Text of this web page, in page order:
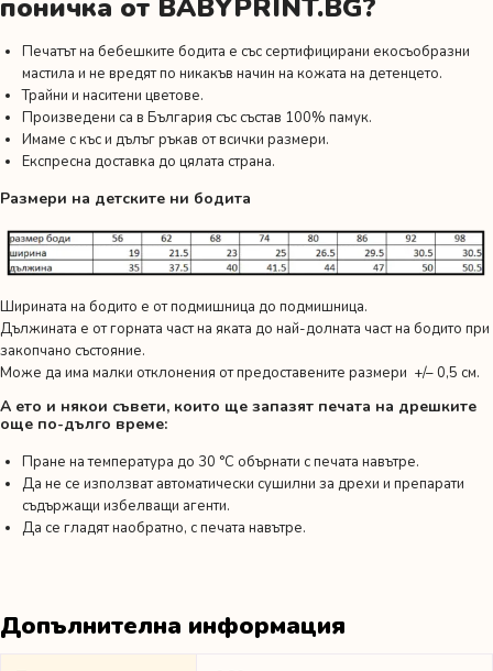
поничка от BABYPRINT.BG?
Печатът на бебешките бодита е със сертифицирани екосъобразни
мастила и не вредят по никакъв начин на кожата на детенцето.
Трайни и наситени цветове.
Произведени са в България със състав 100% памук.
Имаме с къс и дълъг ръкав от всички размери.
Експресна доставка до цялата страна.
Размери на детските ни бодита
Ширината на бодито е от подмишница до подмишница.
Дължината е от горната част на яката до най-долната част на бодито при
закопчано състояние.
Може да има малки отклонения от предоставените размери +/– 0,5 см.
А ето и някои съвети, които ще запазят печата на дрешките
още по-дълго време:
Пране на температура до 30 °C обърнати с печата навътре.
Да не се използват автоматически сушилни за дрехи и препарати
съдържащи избелващи агенти.
Да се гладят наобратно, с печата навътре.
Допълнителна информация